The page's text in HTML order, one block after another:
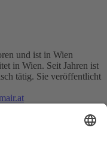
und ist in Wien
in Wien. Seit Jahren ist
tätig. Sie veröffentlicht